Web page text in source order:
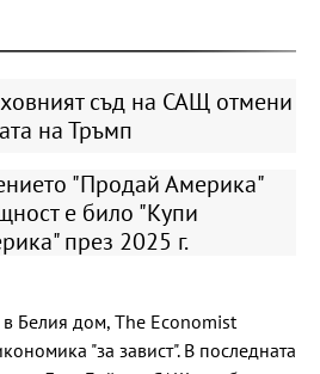
съд на САЩ отмени
на Тръмп
"Продай Америка"
е било "Купи
през 2025 г.
Белия дом, The Economist
"за завист". В последната